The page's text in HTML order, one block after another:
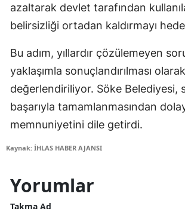
azaltarak devlet tarafından
belirsizliği ortadan kaldırmayı
Bu adım, yıllardır çözülemeyen
yaklaşımla sonuçlandırılması olarak
değerlendiriliyor. Söke Belediyesi,
başarıyla tamamlanmasından
memnuniyetini dile getirdi.
Kaynak: İHLAS HABER AJANSI
Yorumlar
Takma Ad